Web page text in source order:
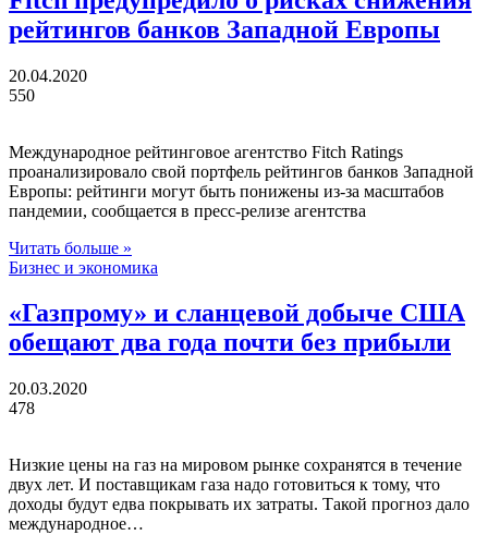
рейтингов банков Западной Европы
20.04.2020
550
Международное рейтинговое агентство Fitch Ratings
проанализировало свой портфель рейтингов банков Западной
Европы: рейтинги могут быть понижены из-за масштабов
пандемии, сообщается в пресс-релизе агентства
Читать больше »
Бизнес и экономика
«Газпрому» и сланцевой добыче США
обещают два года почти без прибыли
20.03.2020
478
Низкие цены на газ на мировом рынке сохранятся в течение
двух лет. И поставщикам газа надо готовиться к тому, что
доходы будут едва покрывать их затраты. Такой прогноз дало
международное…